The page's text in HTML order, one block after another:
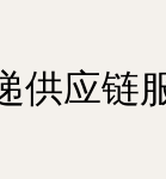
供应链